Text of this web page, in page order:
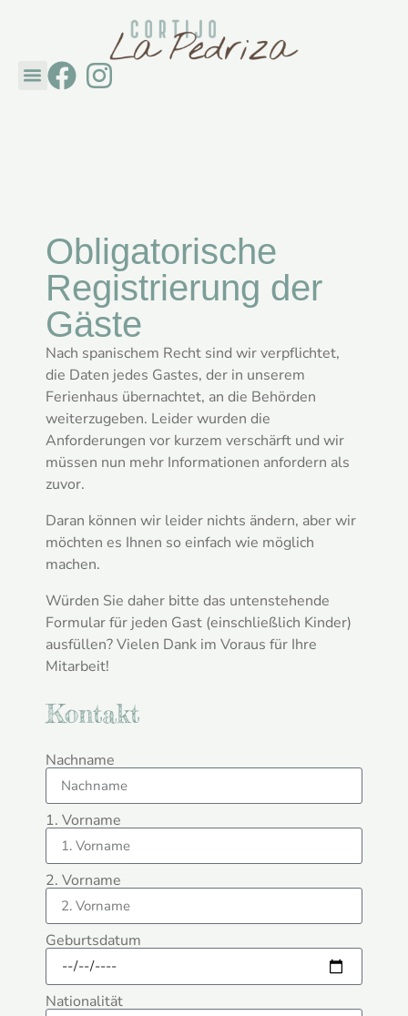
Obligatorische
Registrierung der
Gäste
Nach spanischem Recht sind wir verpflichtet,
die Daten jedes Gastes, der in unserem
Ferienhaus übernachtet, an die Behörden
weiterzugeben. Leider wurden die
Anforderungen vor kurzem verschärft und wir
müssen nun mehr Informationen anfordern als
zuvor.
Daran können wir leider nichts ändern, aber wir
möchten es Ihnen so einfach wie möglich
machen.
Würden Sie daher bitte das untenstehende
Formular für jeden Gast (einschließlich Kinder)
ausfüllen? Vielen Dank im Voraus für Ihre
Mitarbeit!
Kontakt
Nachname
1. Vorname
2. Vorname
Geburtsdatum
Nationalität